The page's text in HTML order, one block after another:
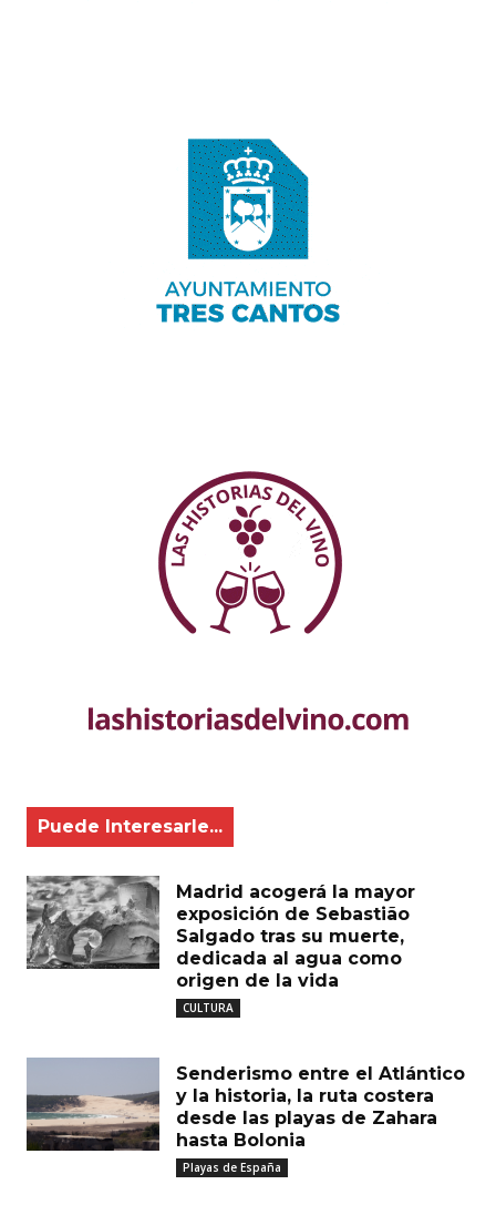
Puede Interesarle...
Madrid acogerá la mayor
exposición de Sebastião
Salgado tras su muerte,
dedicada al agua como
origen de la vida
CULTURA
Senderismo entre el Atlántico
y la historia, la ruta costera
desde las playas de Zahara
hasta Bolonia
Playas de España